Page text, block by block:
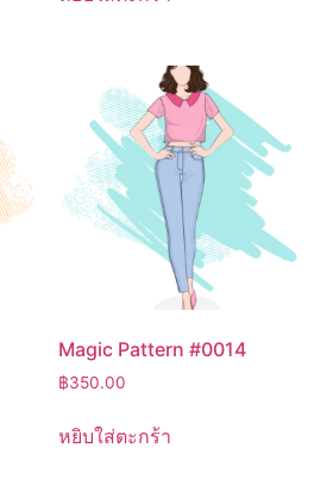
Magic Pattern #0014
฿350.00
หยิบใส่ตะกร้า